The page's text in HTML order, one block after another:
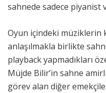
sahnede sadece piyanist
Oyun içindeki müziklerin
anlaşılmakla birlikte
playback yapmadıkları
Müjde Bilir’in sahne
görev alan diğer